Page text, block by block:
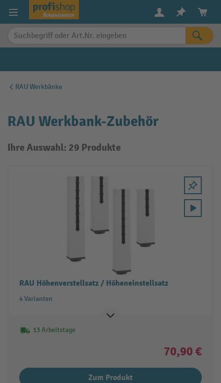
springen
RAU Werkbänke
RAU Werkbank-Zubehör
Ihre Auswahl: 29 Produkte
RAU Höhenverstellsatz / Höheneinstellsatz
4 Varianten
13 Arbeitstage
70,90 €
Zum Produkt